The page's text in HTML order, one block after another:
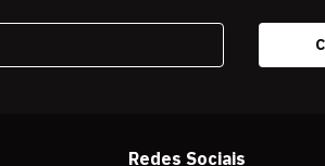
Redes Sociais